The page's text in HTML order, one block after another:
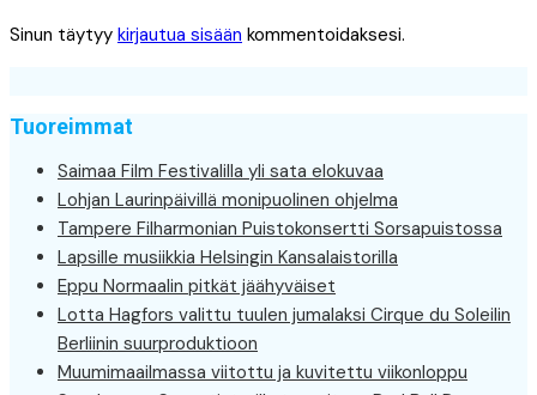
Sinun täytyy kirjautua sisään kommentoidaksesi.
Tuoreimmat
Saimaa Film Festivalilla yli sata elokuvaa
Lohjan Laurinpäivillä monipuolinen ohjelma
Tampere Filharmonian Puistokonsertti Sorsapuistossa
Lapsille musiikkia Helsingin Kansalaistorilla
Eppu Normaalin pitkät jäähyväiset
Lotta Hagfors valittu tuulen jumalaksi Cirque du Soleilin
Berliinin suurproduktioon
Muumimaailmassa viitottu ja kuvitettu viikonloppu